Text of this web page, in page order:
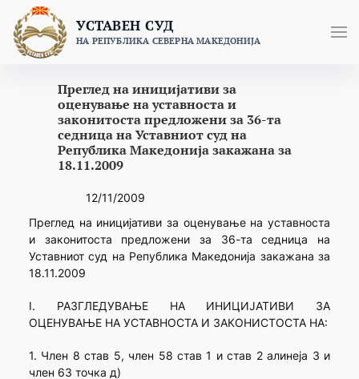
content
УСТАВЕН СУД
НА РЕПУБЛИКА СЕВЕРНА МАКЕДОНИЈА
Преглед на иницијативи за
оценување на уставноста и
законитоста предложени за 36-та
седница на Уставниот суд на
Република Македонија закажана за
18.11.2009
12/11/2009
Преглед на иницијативи за оценување на уставноста
и законитоста предложени за 36-та седница на
Уставниот суд на Република Македонија закажана за
18.11.2009
I. РАЗГЛЕДУВАЊЕ НА ИНИЦИЈАТИВИ ЗА
ОЦЕНУВАЊЕ НА УСТАВНОСТА И ЗАКОНИСТОСТА НА:
1. Член 8 став 5, член 58 став 1 и став 2 алинеја 3 и
член 63 точка д)